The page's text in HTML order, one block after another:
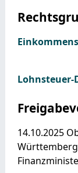
Lohnsteuer-
14.10.2025